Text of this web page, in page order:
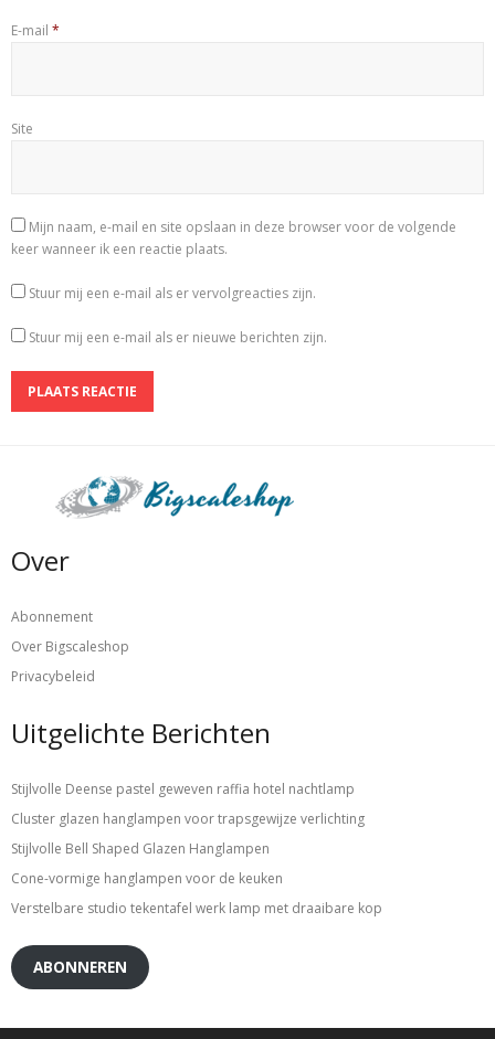
E-mail *
Site
Mijn naam, e-mail en site opslaan in deze browser voor de volgende
keer wanneer ik een reactie plaats.
Stuur mij een e-mail als er vervolgreacties zijn.
Stuur mij een e-mail als er nieuwe berichten zijn.
Over
Abonnement
Over Bigscaleshop
Privacybeleid
Uitgelichte Berichten
Stijlvolle Deense pastel geweven raffia hotel nachtlamp
Cluster glazen hanglampen voor trapsgewijze verlichting
Stijlvolle Bell Shaped Glazen Hanglampen
Cone-vormige hanglampen voor de keuken
Verstelbare studio tekentafel werk lamp met draaibare kop
ABONNEREN